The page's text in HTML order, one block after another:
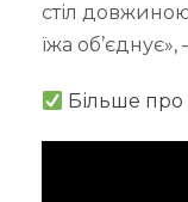
стіл
їжа
Більше про